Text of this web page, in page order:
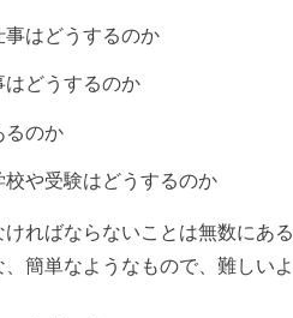
事はどうするのか
はどうするのか
るのか
校や受験はどうするのか
ければならないことは無数にあ
、簡単なようなもので、難しい